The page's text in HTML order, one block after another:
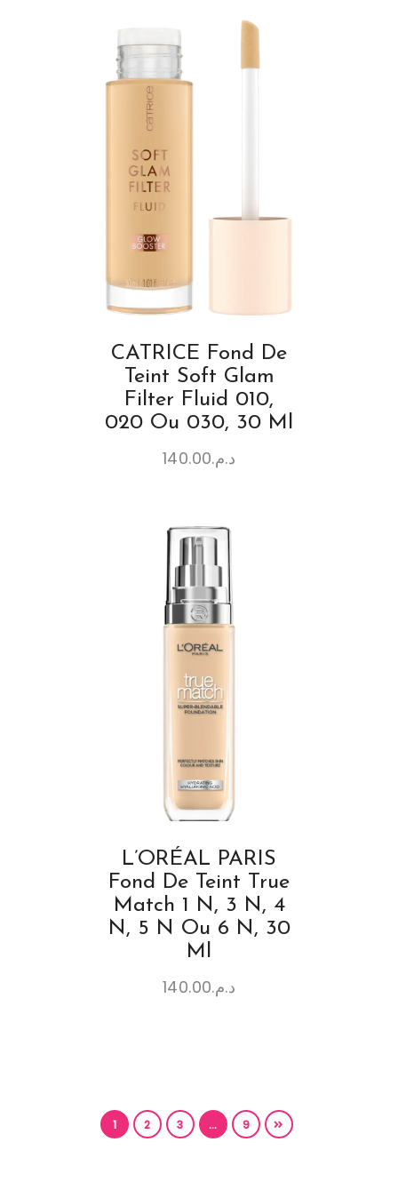
CATRICE Fond De
Teint Soft Glam
Filter Fluid 010,
020 Ou 030, 30 Ml
د.م.140.00
L’ORÉAL PARIS
Fond De Teint True
Match 1 N, 3 N, 4
N, 5 N Ou 6 N, 30
Ml
د.م.140.00
1 2 3 … 9